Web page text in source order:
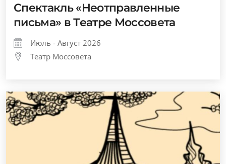
Спектакль «Неотправленные
письма» в Театре Моссовета
Июль - Август 2026
Театр Моссовета